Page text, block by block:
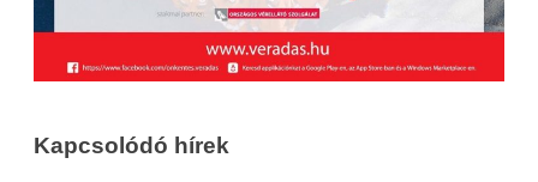
Kapcsolódó hírek